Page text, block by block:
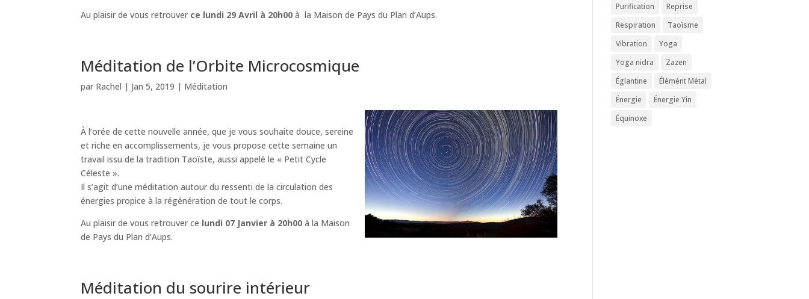
Au plaisir de vous retrouver ce lundi 29 Avril à 20h00 à la Maison de Pays du Plan d’Aups.
Méditation de l’Orbite Microcosmique
par Rachel | Jan 5, 2019 | Méditation
À l’orée de cette nouvelle année, que je vous souhaite douce, sereine
et riche en accomplissements, je vous propose cette semaine un
travail issu de la tradition Taoïste, aussi appelé le « Petit Cycle
Céleste ».
Il s’agit d’une méditation autour du ressenti de la circulation des
énergies propice à la régénération de tout le corps.
Au plaisir de vous retrouver ce lundi 07 Janvier à 20h00 à la Maison
de Pays du Plan d’Aups.
Méditation du sourire intérieur
Purification
Reprise
Respiration
Taoïsme
Vibration
Yoga
Yoga nidra
Zazen
Églantine
Élémént Métal
Énergie
Énergie Yin
Équinoxe